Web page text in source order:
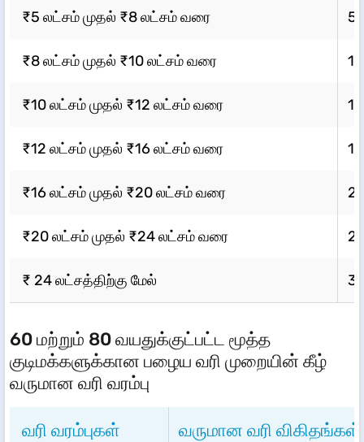
₹5 லட்சம் முதல் ₹8 லட்சம் வரை
₹8 லட்சம் முதல் ₹10 லட்சம் வரை
₹10 லட்சம் முதல் ₹12 லட்சம் வரை
₹12 லட்சம் முதல் ₹16 லட்சம் வரை
₹16 லட்சம் முதல் ₹20 லட்சம் வரை
₹20 லட்சம் முதல் ₹24 லட்சம் வரை
₹ 24 லட்சத்திற்கு மேல்
60 மற்றும் 80 வயதுக்குட்பட்ட மூத்த
குடிமக்களுக்கான பழைய வரி முறையின் கீழ்
வருமான வரி வரம்பு
வரி வரம்புகள் வருமான வரி விகிதங்கள்